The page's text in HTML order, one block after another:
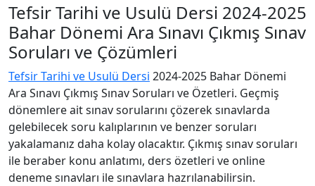
Tefsir Tarihi ve Usulü Dersi 2024-2025
Bahar Dönemi Ara Sınavı Çıkmış Sınav
Soruları ve Çözümleri
Tefsir Tarihi ve Usulü Dersi 2024-2025 Bahar Dönemi
Ara Sınavı Çıkmış Sınav Soruları ve Özetleri. Geçmiş
dönemlere ait sınav sorularını çözerek sınavlarda
gelebilecek soru kalıplarının ve benzer soruları
yakalamanız daha kolay olacaktır. Çıkmış sınav soruları
ile beraber konu anlatımı, ders özetleri ve online
deneme sınavları ile sınavlara hazrılanabilirsin.